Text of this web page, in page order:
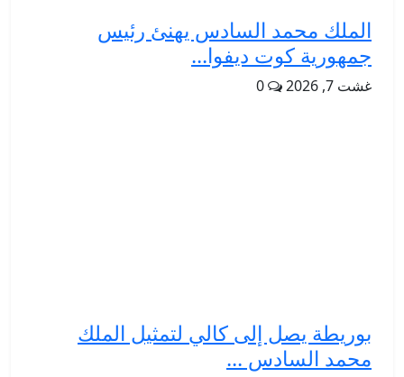
الملك محمد السادس يهنئ رئيس
جمهورية كوت ديفوا...
غشت 7, 2026 0
بوريطة يصل إلى كالي لتمثيل الملك
محمد السادس ...